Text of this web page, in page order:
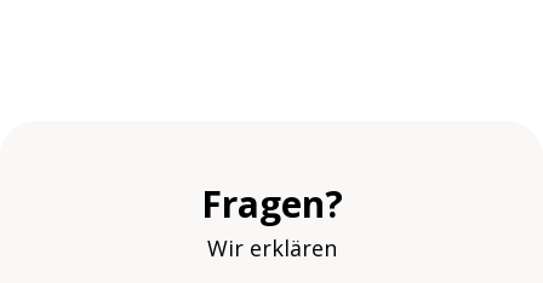
Fragen?
Wir erklären